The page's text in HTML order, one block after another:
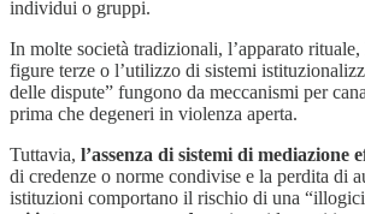
individui o gruppi.
In molte società tradizionali, l’apparato
figure terze o l’utilizzo di sistemi
delle dispute” fungono da meccanismi per
prima che degeneri in violenza aperta.
Tuttavia, l’assenza di sistemi di mediazione
di credenze o norme condivise e la perdita di
istituzioni comportano il rischio di una